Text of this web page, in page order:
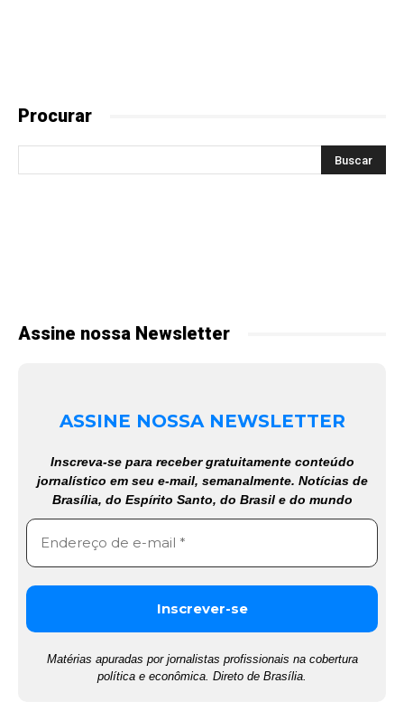
Procurar
Assine nossa Newsletter
ASSINE NOSSA NEWSLETTER
Inscreva-se para receber gratuitamente conteúdo
jornalístico em seu e-mail, semanalmente. Notícias de
Brasília, do Espírito Santo, do Brasil e do mundo
Matérias apuradas por jornalistas profissionais na cobertura
política e econômica. Direto de Brasília.